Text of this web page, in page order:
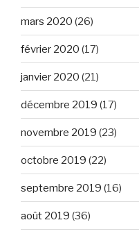
mars 2020 (26)
février 2020 (17)
janvier 2020 (21)
décembre 2019 (17)
novembre 2019 (23)
octobre 2019 (22)
septembre 2019 (16)
août 2019 (36)